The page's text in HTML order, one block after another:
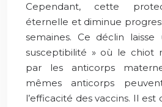
Cependant, cette
éternelle et diminue
semaines. Ce déclin
susceptibilité » où le chiot
par les anticorps
mêmes anticorps
l’efficacité des vaccins. Il